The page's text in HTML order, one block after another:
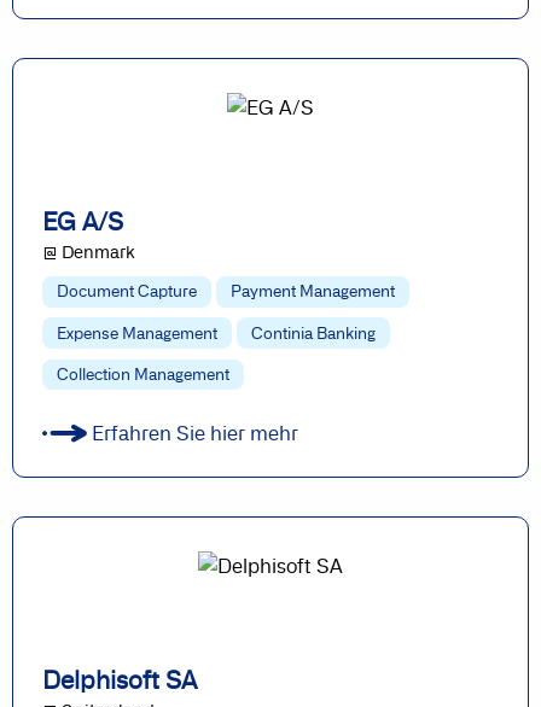
EG A/S
@ Denmark
Document Capture Payment Management
Expense Management Continia Banking
Collection Management
Erfahren Sie hier mehr
Delphisoft SA